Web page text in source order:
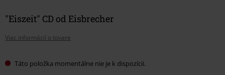
"Eiszeit" CD od Eisbrecher
Viac informácií o tovare
Táto položka momentálne nie je k dispozícii.